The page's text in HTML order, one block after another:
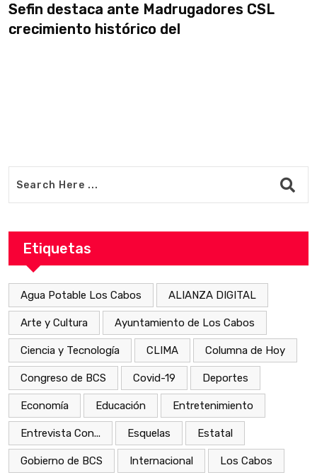
Sefin destaca ante Madrugadores CSL
crecimiento histórico del
Etiquetas
Agua Potable Los Cabos ALIANZA DIGITAL
Arte y Cultura Ayuntamiento de Los Cabos
Ciencia y Tecnología CLIMA Columna de Hoy
Congreso de BCS Covid-19 Deportes
Economía Educación Entretenimiento
Entrevista Con... Esquelas Estatal
Gobierno de BCS Internacional Los Cabos